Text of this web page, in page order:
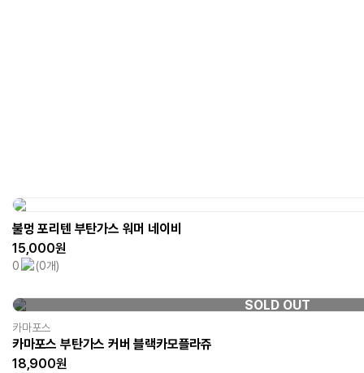
불멍 포리텐 부탄가스 워머 네이비
15,000원
0 (0개)
SOLD OUT
카마포스
카마포스 부탄가스 커버 블랙카모플라쥬
18,900원